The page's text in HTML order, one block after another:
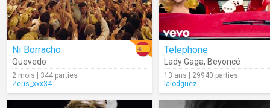
Ni Borracho
Quevedo
2 mois | 344 parties
Zeus_xxx34
Telephone
Lady Gaga, Beyoncé
13 ans | 29940 parties
lalodguez